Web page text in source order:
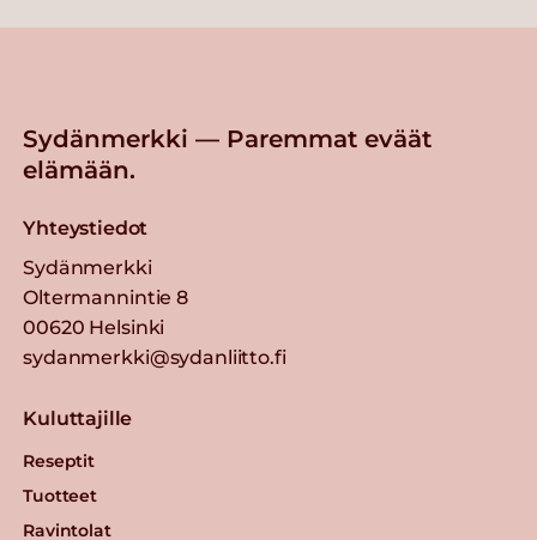
Sydänmerkki — Paremmat eväät
elämään.
Yhteystiedot
Sydänmerkki
Oltermannintie 8
00620 Helsinki
sydanmerkki@sydanliitto.fi
Kuluttajille
Reseptit
Tuotteet
Ravintolat